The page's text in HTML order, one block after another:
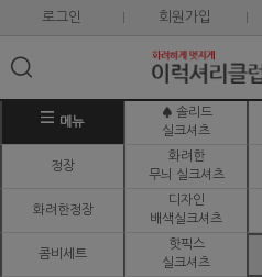
로그인 회원가입
메뉴
♠ 솔리드
실크셔츠
정장
화려한
무늬 실크셔츠
화려한정장
디자인
배색실크셔츠
콤비세트
핫픽스
실크셔츠